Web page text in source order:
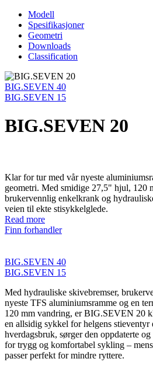
Modell
Spesifikasjoner
Geometri
Downloads
Classification
BIG.SEVEN 40
BIG.SEVEN 15
BIG.SEVEN 20
Klar for tur med vår nyeste
geometri. Med smidige 27,5" hjul, 120
brukervennlig enkelkrank og
veien til ekte stisykkelglede.
Read more
Finn forhandler
BIG.SEVEN 40
BIG.SEVEN 15
Med hydrauliske skivebremser,
nyeste TFS aluminiumsramme og en
120 mm vandring, er BIG.SEVEN 20
en allsidig sykkel for helgens
hverdagsbruk, sørger den oppdaterte
for trygg og komfortabel sykling –
passer perfekt for mindre ryttere.